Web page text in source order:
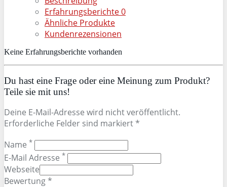
Erfahrungsberichte0
Ähnliche Produkte
Kundenrezensionen
Keine Erfahrungsberichte vorhanden
Du hast eine Frage oder eine Meinung zum Produkt?
Teile sie mit uns!
Deine E-Mail-Adresse wird nicht veröffentlicht.
Erforderliche Felder sind markiert *
Name *
E-Mail Adresse *
Webseite
Bewertung *